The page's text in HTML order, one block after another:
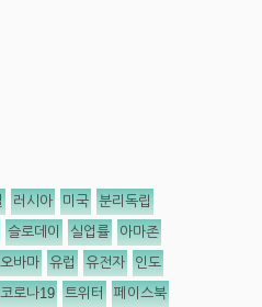
러시아 미국 분리독립
슬로데이 실업률 아마존
오바마 유럽 유전자 인도
코로나19 트위터 페이스북